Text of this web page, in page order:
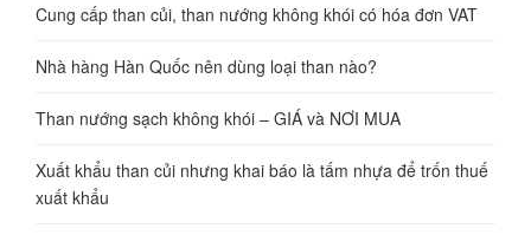
Cung cấp than củi, than nướng không khói có hóa đơn VAT
Nhà hàng Hàn Quốc nên dùng loại than nào?
Than nướng sạch không khói – GIÁ và NƠI MUA
Xuất khẩu than củi nhưng khai báo là tấm nhựa để trốn thuế
xuất khẩu